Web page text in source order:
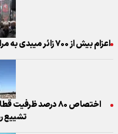
اعزام بیش از ۷۰۰ زائر میبدی به مراسم تشییع قائد شهید امت به تهران
اختصاص ۸۰ درصد
تشییع